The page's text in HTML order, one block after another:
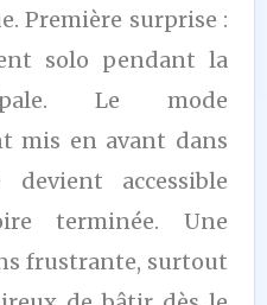
Première surprise :
solo pendant la
Le mode
mis en avant dans
accessible
terminée. Une
frustrante, surtout